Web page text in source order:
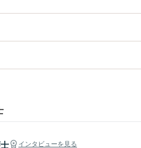
インタビューを見る